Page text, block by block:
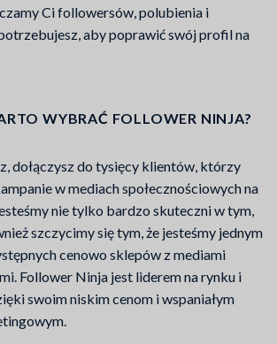
Ci followersów, polubienia i
aby poprawić swój profil na
WYBRAĆ FOLLOWER NINJA?
dołączysz do tysięcy klientów, którzy
w mediach społecznościowych na
nie tylko bardzo skuteczni w tym,
szczycimy się tym, że jesteśmy jednym
cenowo sklepów z mediami
Follower Ninja jest liderem na rynku i
swoim niskim cenom i wspaniałym